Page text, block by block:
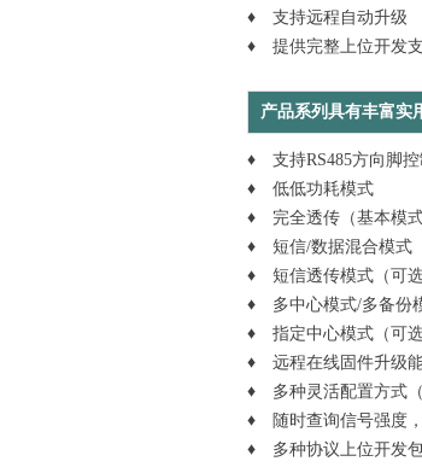
♦ 支持远程自动升级
♦ 提供完整上位开发
产品系列具有丰富实
♦ 支持RS485方向脚控
♦ 低低功耗模式
♦ 完全透传（基本模式
♦ 短信/数据混合模式
♦ 短信透传模式（可选
♦ 多中心模式/多备份
♦ 指定中心模式（可选
♦ 远程在线固件升级能
♦ 多种灵活配置方式（
♦ 随时查询信号强度
♦ 多种协议上位开发包